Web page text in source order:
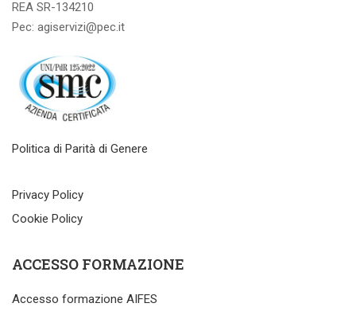
REA SR-134210
Pec: agiservizi@pec.it
Politica di Parità di Genere
Privacy Policy
Cookie Policy
ACCESSO FORMAZIONE
Accesso formazione AIFES